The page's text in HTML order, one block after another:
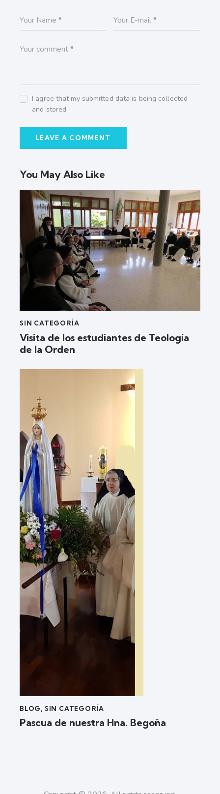
I agree that my submitted data is being collected
and stored.
You May Also Like
SIN CATEGORÍA
Visita de los estudiantes de Teología
de la Orden
BLOG SIN CATEGORÍA
Pascua de nuestra Hna. Begoña